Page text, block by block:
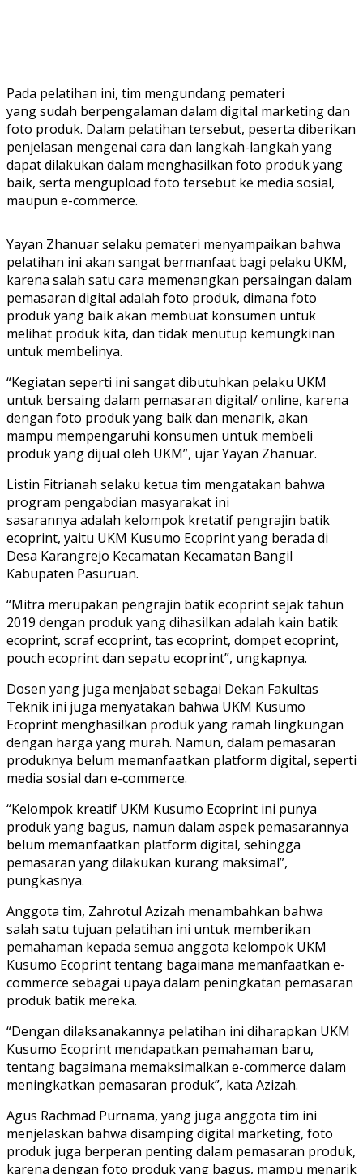
Pada pelatihan ini, tim mengundang pemateri
yang sudah berpengalaman dalam digital marketing dan
foto produk. Dalam pelatihan tersebut, peserta diberikan
penjelasan mengenai cara dan langkah-langkah yang
dapat dilakukan dalam menghasilkan foto produk yang
baik, serta mengupload foto tersebut ke media sosial,
maupun e-commerce.
Yayan Zhanuar selaku pemateri menyampaikan bahwa
pelatihan ini akan sangat bermanfaat bagi pelaku UKM,
karena salah satu cara memenangkan persaingan dalam
pemasaran digital adalah foto produk, dimana foto
produk yang baik akan membuat konsumen untuk
melihat produk kita, dan tidak menutup kemungkinan
untuk membelinya.
“Kegiatan seperti ini sangat dibutuhkan pelaku UKM
untuk bersaing dalam pemasaran digital/ online, karena
dengan foto produk yang baik dan menarik, akan
mampu mempengaruhi konsumen untuk membeli
produk yang dijual oleh UKM”, ujar Yayan Zhanuar.
Listin Fitrianah selaku ketua tim mengatakan bahwa
program pengabdian masyarakat ini
sasarannya adalah kelompok kretatif pengrajin batik
ecoprint, yaitu UKM Kusumo Ecoprint yang berada di
Desa Karangrejo Kecamatan Kecamatan Bangil
Kabupaten Pasuruan.
“Mitra merupakan pengrajin batik ecoprint sejak tahun
2019 dengan produk yang dihasilkan adalah kain batik
ecoprint, scraf ecoprint, tas ecoprint, dompet ecoprint,
pouch ecoprint dan sepatu ecoprint”, ungkapnya.
Dosen yang juga menjabat sebagai Dekan Fakultas
Teknik ini juga menyatakan bahwa UKM Kusumo
Ecoprint menghasilkan produk yang ramah lingkungan
dengan harga yang murah. Namun, dalam pemasaran
produknya belum memanfaatkan platform digital, seperti
media sosial dan e-commerce.
“Kelompok kreatif UKM Kusumo Ecoprint ini punya
produk yang bagus, namun dalam aspek pemasarannya
belum memanfaatkan platform digital, sehingga
pemasaran yang dilakukan kurang maksimal”,
pungkasnya.
Anggota tim, Zahrotul Azizah menambahkan bahwa
salah satu tujuan pelatihan ini untuk memberikan
pemahaman kepada semua anggota kelompok UKM
Kusumo Ecoprint tentang bagaimana memanfaatkan e-
commerce sebagai upaya dalam peningkatan pemasaran
produk batik mereka.
“Dengan dilaksanakannya pelatihan ini diharapkan UKM
Kusumo Ecoprint mendapatkan pemahaman baru,
tentang bagaimana memaksimalkan e-commerce dalam
meningkatkan pemasaran produk”, kata Azizah.
Agus Rachmad Purnama, yang juga anggota tim ini
menjelaskan bahwa disamping digital marketing, foto
produk juga berperan penting dalam pemasaran produk,
karena dengan foto produk yang bagus, mampu menarik